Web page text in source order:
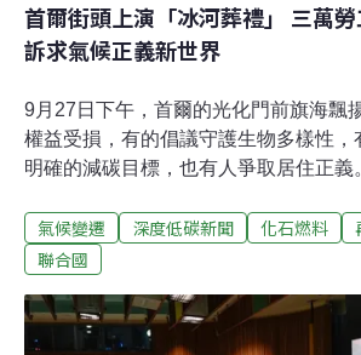
首爾街頭上演「冰河葬禮」 三萬
訴求氣候正義新世界
9月27日下午，首爾的光化門前旗海飄
權益受損，有的倡議守護生物多樣性，
明確的減碳目標，也有人爭取居住正義
World」，這是首爾今年度的氣候正義
齊聚 展現氣候訴求多元性 這是疫情後
團體參加。除了首爾，釜山、大田、濟
遊行。主辦單位表示，首爾約3萬人參
氣候變遷 深度低碳新聞 化石燃料
聯合國